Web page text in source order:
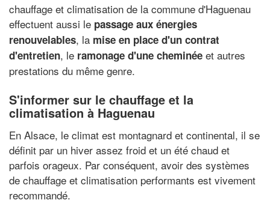
chauffage et climatisation de la commune d'Haguenau
effectuent aussi le passage aux énergies
renouvelables, la mise en place d'un contrat
d'entretien, le ramonage d'une cheminée et autres
prestations du même genre.
S'informer sur le chauffage et la
climatisation à Haguenau
En Alsace, le climat est montagnard et continental, il se
définit par un hiver assez froid et un été chaud et
parfois orageux. Par conséquent, avoir des systèmes
de chauffage et climatisation performants est vivement
recommandé.